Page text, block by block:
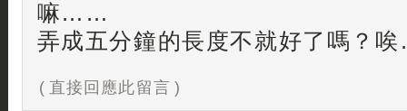
嘛……
弄成五分鐘的長度不就好了嗎？
( 直接回應此留言 )